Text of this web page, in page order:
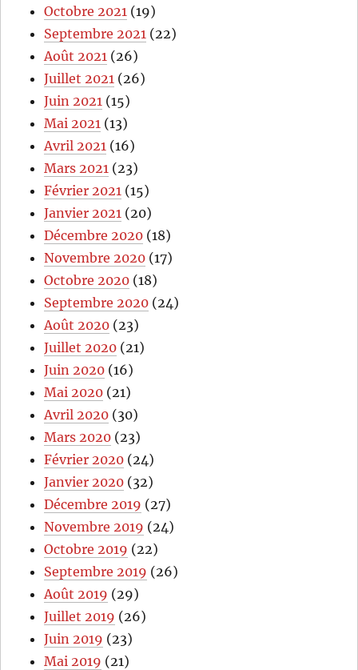
Octobre 2021 (19)
Septembre 2021 (22)
Août 2021 (26)
Juillet 2021 (26)
Juin 2021 (15)
Mai 2021 (13)
Avril 2021 (16)
Mars 2021 (23)
Février 2021 (15)
Janvier 2021 (20)
Décembre 2020 (18)
Novembre 2020 (17)
Octobre 2020 (18)
Septembre 2020 (24)
Août 2020 (23)
Juillet 2020 (21)
Juin 2020 (16)
Mai 2020 (21)
Avril 2020 (30)
Mars 2020 (23)
Février 2020 (24)
Janvier 2020 (32)
Décembre 2019 (27)
Novembre 2019 (24)
Octobre 2019 (22)
Septembre 2019 (26)
Août 2019 (29)
Juillet 2019 (26)
Juin 2019 (23)
Mai 2019 (21)